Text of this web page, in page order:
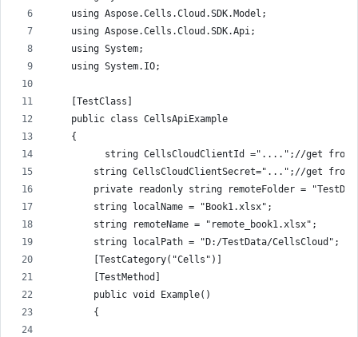
    using Aspose.Cells.Cloud.SDK.Model;
    using Aspose.Cells.Cloud.SDK.Api;
    using System;
    using System.IO;
    [TestClass]
    public class CellsApiExample
    {
string CellsCloudClientId ="....";//get
string CellsCloudClientSecret="...";//get
private readonly string remoteFolder =
        string localName = "Book1.xlsx";
        string remoteName = "remote_book1.xlsx";
        string localPath = "D:/TestData/CellsCloud";
        [TestCategory("Cells")]
        [TestMethod]
        public void Example()
        {